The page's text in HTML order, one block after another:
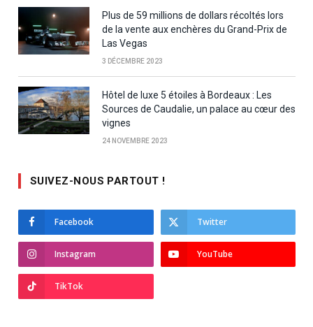
Plus de 59 millions de dollars récoltés lors
de la vente aux enchères du Grand-Prix de
Las Vegas
3 DÉCEMBRE 2023
Hôtel de luxe 5 étoiles à Bordeaux : Les
Sources de Caudalie, un palace au cœur des
vignes
24 NOVEMBRE 2023
SUIVEZ-NOUS PARTOUT !
Facebook Twitter
Instagram YouTube
TikTok